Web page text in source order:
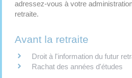
adressez-vous à votre
retraite.
Avant la retraite
Droit à l'information du futur
Rachat des années d'études